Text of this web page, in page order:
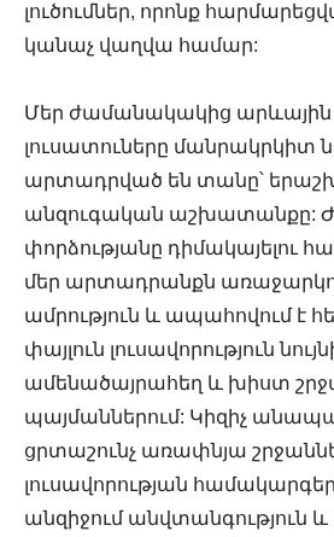
լուծումներ, որոնք
կանաչ վաղվա համար:
Մեր ժամանակակից արևային
լուսատուները
արտադրված են տանը՝
անզուգական աշխատանքը:
փորձությանը դիմակայելու
մեր արտադրանքն
ամրություն և ապահովում է
փայլուն լուսավորություն
ամենածայրահեղ և խիստ
պայմաններում: Կիզիչ
ցրտաշունչ առափնյա
լուսավորության
անզիջում անվտանգություն և